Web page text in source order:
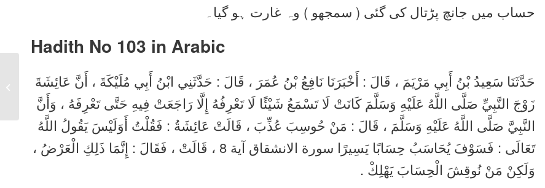
حساب میں جانچ پڑتال کی گئی ( سمجھو ) وہ غارت ہو گیا۔
Hadith No 103 in Arabic
حَدَّثَنَا سَعِيدُ بْنُ أَبِي مَرْيَمَ ، قَالَ : أَخْبَرَنَا نَافِعُ بْنُ عُمَرَ ، قَالَ : حَدَّثَنِي ابْنُ أَبِي مُلَيْكَةَ ، أَنَّ عَائِشَةَ
زَوْجَ النَّبِيِّ صَلَّى اللَّهُ عَلَيْهِ وَسَلَّمَ كَانَتْ لَا تَسْمَعُ شَيْئًا لَا تَعْرِفُهُ إِلَّا رَاجَعَتْ فِيهِ حَتَّى تَعْرِفَهُ ، وَأَنَّ
النَّبِيَّ صَلَّى اللَّهُ عَلَيْهِ وَسَلَّمَ ، قَالَ : مَنْ حُوسِبَ عُذِّبَ ، قَالَتْ عَائِشَةُ : فَقُلْتُ أَوَلَيْسَ يَقُولُ اللَّهُ
تَعَالَى : فَسَوْفَ يُحَاسَبُ حِسَابًا يَسِيرًا سورة الانشقاق آية 8 ، قَالَتْ ، فَقَالَ : إِنَّمَا ذَلِكِ الْعَرْضُ ،
وَلَكِنْ مَنْ نُوقِشَ الْحِسَابَ يَهْلِكْ .
Sahih Bukhari Hadith
No 102 in Urdu, Arabic,
English